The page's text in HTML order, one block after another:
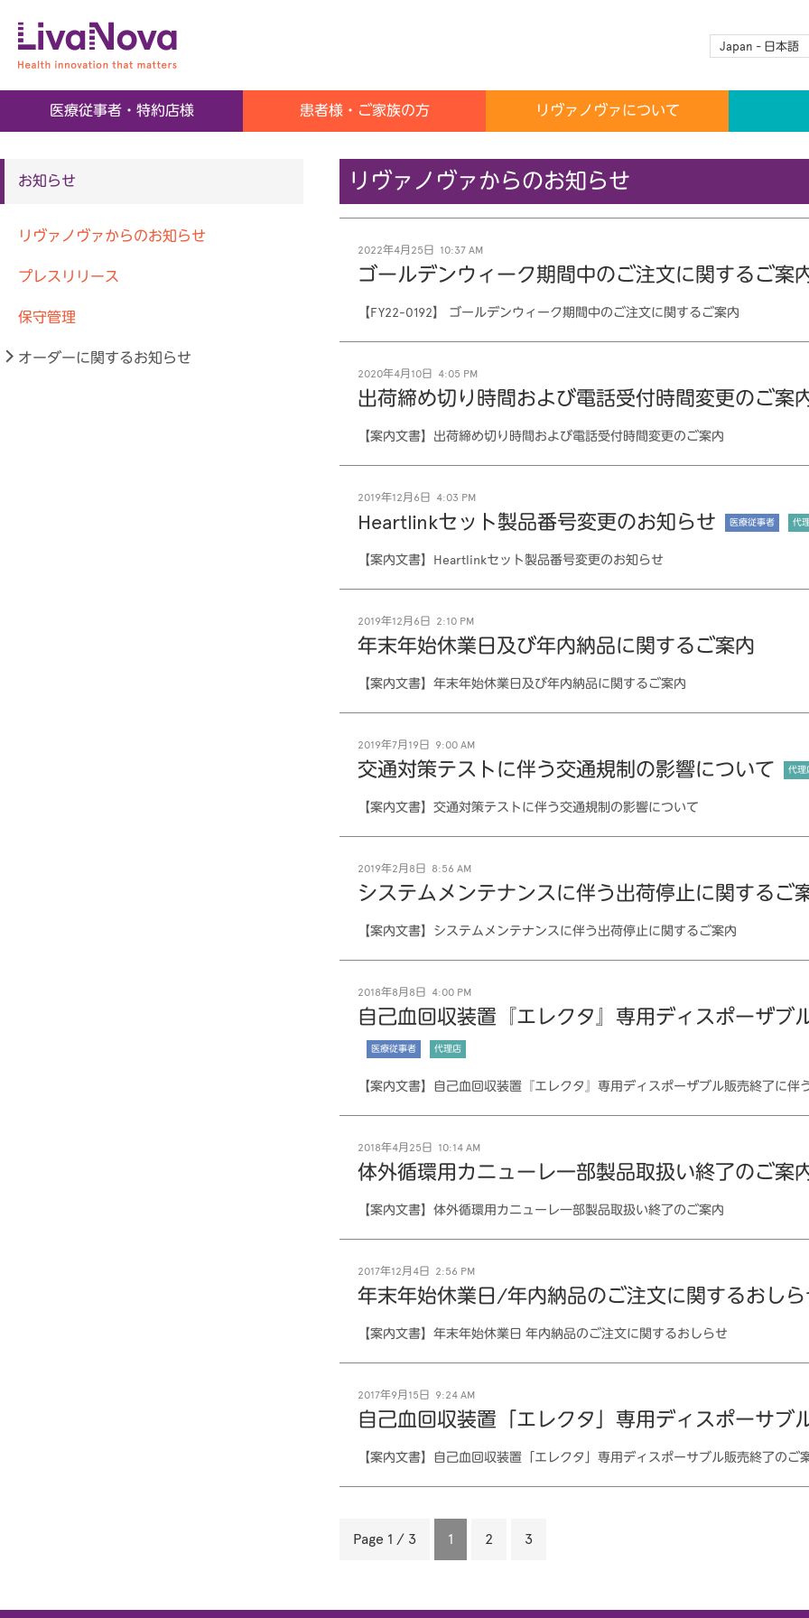
SORIN GROUP
Japan - 日本語
医療従事者・特約店様 患者様・ご家族の方 リヴァノヴァについて
お知らせ
リヴァノヴァからのお知らせ
プレスリリース
保守管理
オーダーに関するお知らせ
リヴァノヴァからのお知らせ
2022年4月25日 10:37 AM
ゴールデンウィーク期間中のご注文に関するご案
【FY22-0192】 ゴールデンウィーク期間中のご注文に関するご案内
2020年4月10日 4:05 PM
出荷締め切り時間および電話受付時間変更のご案
【案内文書】出荷締め切り時間および電話受付時間変更のご案内
2019年12月6日 4:03 PM
Heartlinkセット製品番号変更のお知らせ 医療従事者 代
【案内文書】Heartlinkセット製品番号変更のお知らせ
2019年12月6日 2:10 PM
年末年始休業日及び年内納品に関するご案内
【案内文書】年末年始休業日及び年内納品に関するご案内
2019年7月19日 9:00 AM
交通対策テストに伴う交通規制の影響について 代理
【案内文書】交通対策テストに伴う交通規制の影響について
2019年2月8日 8:56 AM
システムメンテナンスに伴う出荷停止に関するご
【案内文書】システムメンテナンスに伴う出荷停止に関するご案内
2018年8月8日 4:00 PM
自己血回収装置『エレクタ』専用ディスポーザブ
医療従事者 代理店
【案内文書】自己血回収装置『エレクタ』専用ディスポーザブル販売終了に伴
2018年4月25日 10:14 AM
体外循環用カニューレ一部製品取扱い終了のご案
【案内文書】体外循環用カニューレ一部製品取扱い終了のご案内
2017年12月4日 2:56 PM
年末年始休業日/年内納品のご注文に関するおし
【案内文書】年末年始休業日 年内納品のご注文に関するおしらせ
2017年9月15日 9:24 AM
自己血回収装置「エレクタ」専用ディスポーサブ
【案内文書】自己血回収装置「エレクタ」専用ディスポーサブル販売終了のご
Page 1 / 3 1 2 3